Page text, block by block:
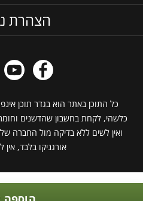
הצהרת
כל התוכן באתר הוא בגדר תוכן
כלשהי, לקחת בחשבון שהדשנים
ואין לשים ללא בדיקה מול החברה
אורגניקו בלבד,